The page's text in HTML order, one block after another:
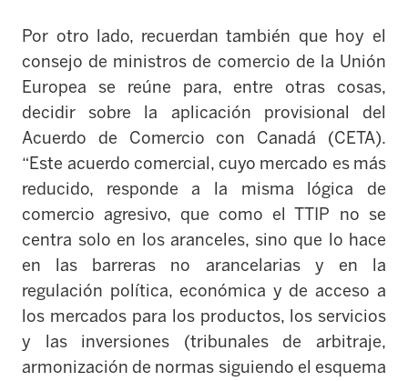
Por otro lado, recuerdan también que hoy el
consejo de ministros de comercio de la Unión
Europea se reúne para, entre otras cosas,
decidir sobre la aplicación provisional del
Acuerdo de Comercio con Canadá (CETA).
“Este acuerdo comercial, cuyo mercado es más
reducido, responde a la misma lógica de
comercio agresivo, que como el TTIP no se
centra solo en los aranceles, sino que lo hace
en las barreras no arancelarias y en la
regulación política, económica y de acceso a
los mercados para los productos, los servicios
y las inversiones (tribunales de arbitraje,
armonización de normas siguiendo el esquema